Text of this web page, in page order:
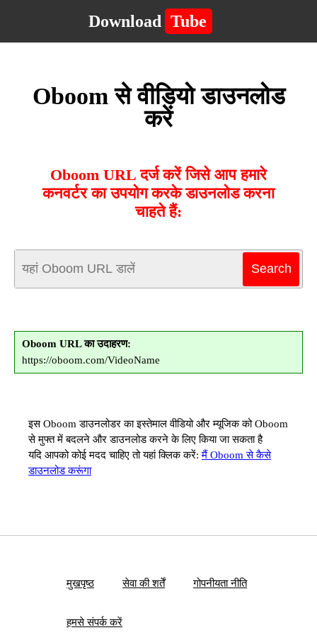
Download Tube
Oboom से वीडियो डाउनलोड
करें
Oboom URL दर्ज करें जिसे आप हमारे
कनवर्टर का उपयोग करके डाउनलोड करना
चाहते हैं:
Oboom URL का उदाहरण:
https://oboom.com/VideoName
इस Oboom डाउनलोडर का इस्तेमाल वीडियो और म्यूजिक को Oboom
से मुफ्त में बदलने और डाउनलोड करने के लिए किया जा सकता है
यदि आपको कोई मदद चाहिए तो यहां क्लिक करें:मैं Oboom से कैसे
डाउनलोड करूंगा
मुखपृष्ठ सेवा की शर्तें गोपनीयता नीति
हमसे संपर्क करें